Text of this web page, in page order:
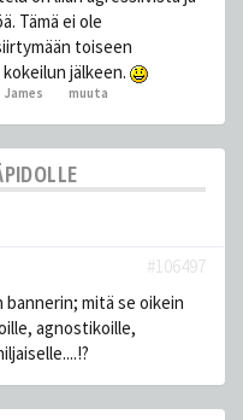
Tämä ei ole
toiseen
jälkeen.
James ja 1muuta
#106497
bannerin; mitä se oikein
agnostikoille,